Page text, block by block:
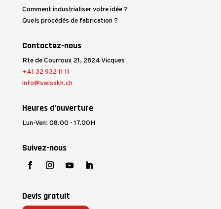
Comment industrialiser votre idée ?
Quels procédés de fabrication ?
Contactez-nous
Rte de Courroux 21, 2824 Vicques
+41 32 932 11 11
info@swisskh.ch
Heures d'ouverture
Lun-Ven: 08.00 - 17.00H
Suivez-nous
Devis gratuit